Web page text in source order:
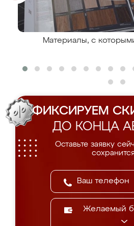
Материалы, с
ФИКСИРУЕМ
ДО КОНЦА
Оставьте заявку
Желаемый